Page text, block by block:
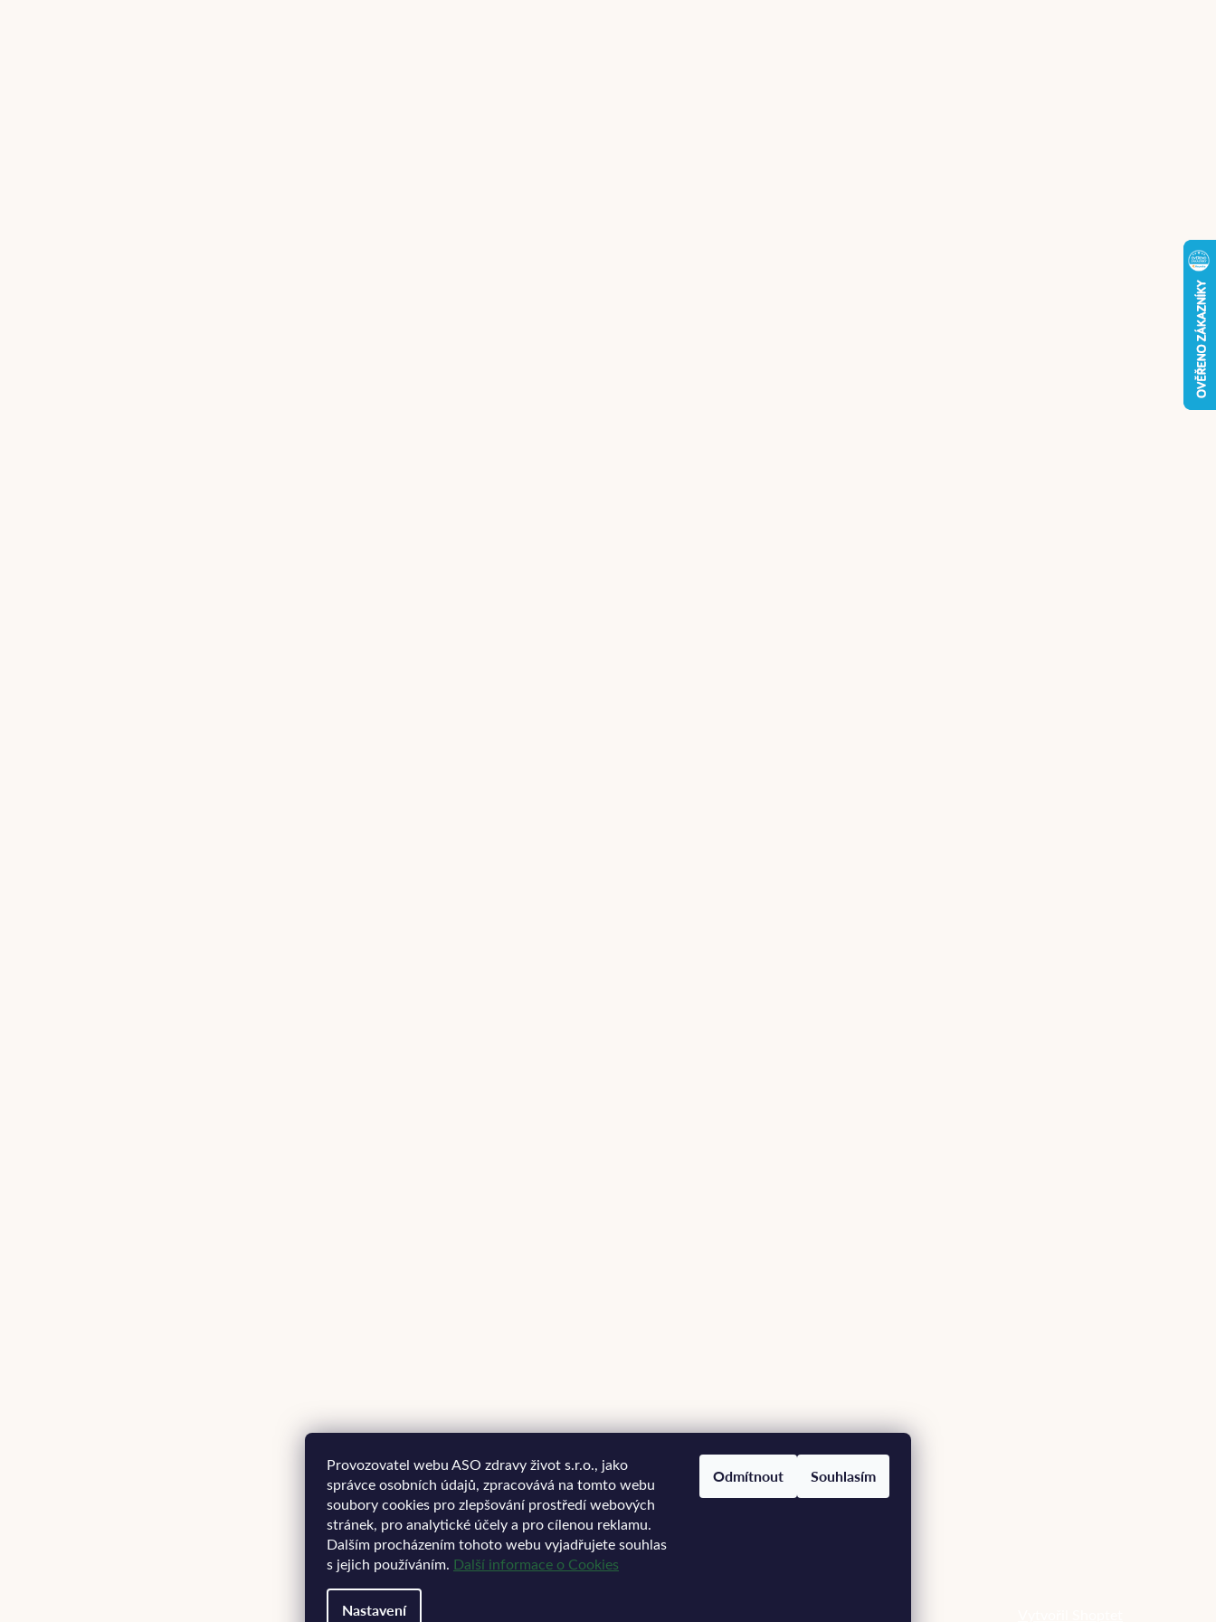
Provozovatel webu ASO zdravy život s.r.o., jako
správce osobních údajů, zpracovává na tomto webu
soubory cookies pro zlepšování prostředí webových
stránek, pro analytické účely a pro cílenou reklamu.
Dalším procházením tohoto webu vyjadřujete souhlas
s jejich používáním. Další informace o Cookies
Nastavení
Odmítnout Souhlasím